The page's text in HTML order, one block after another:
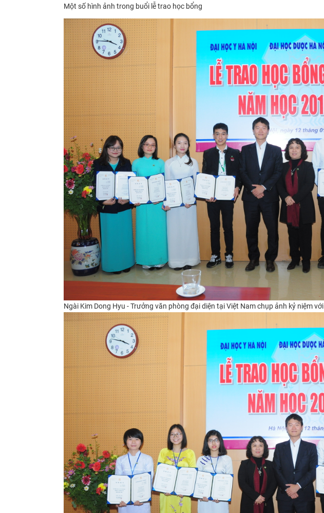
Một số hình ảnh trong buổi lễ trao học bổng
Ngài Kim Dong Hyu -Trưởng văn phòng đại diện tại Việt Nam chụp ảnh kỷ niệm với